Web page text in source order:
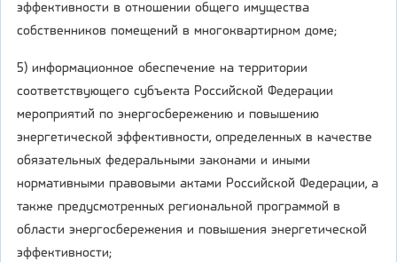
эффективности в отношении общего имущества
собственников помещений в многоквартирном доме;
5) информационное обеспечение на территории
соответствующего субъекта Российской Федерации
мероприятий по энергосбережению и повышению
энергетической эффективности, определенных в качестве
обязательных федеральными законами и иными
нормативными правовыми актами Российской Федерации, а
также предусмотренных региональной программой в
области энергосбережения и повышения энергетической
эффективности;